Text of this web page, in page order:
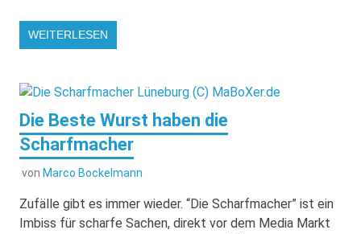
WEITERLESEN
Die Beste Wurst haben die
Scharfmacher
von Marco Bockelmann
Zufälle gibt es immer wieder. “Die Scharfmacher” ist ein
Imbiss für scharfe Sachen, direkt vor dem Media Markt